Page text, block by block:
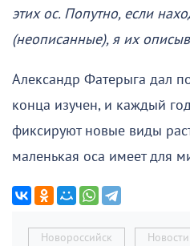
этих ос. Попутно, если
(неописанные), я их
Александр Фатерыга дал
конца изучен, и каждый
фиксируют новые виды
маленькая оса имеет для
Новороссийск